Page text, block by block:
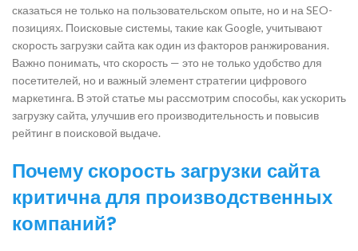
сказаться не только на пользовательском опыте, но и на SEO-
позициях. Поисковые системы, такие как Google, учитывают
скорость загрузки сайта как один из факторов ранжирования.
Важно понимать, что скорость — это не только удобство для
посетителей, но и важный элемент стратегии цифрового
маркетинга. В этой статье мы рассмотрим способы, как ускорить
загрузку сайта, улучшив его производительность и повысив
рейтинг в поисковой выдаче.
Почему скорость загрузки сайта
критична для производственных
компаний?